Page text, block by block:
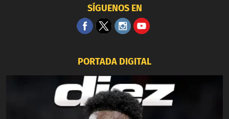
SÍGUENOS EN
PORTADA DIGITAL